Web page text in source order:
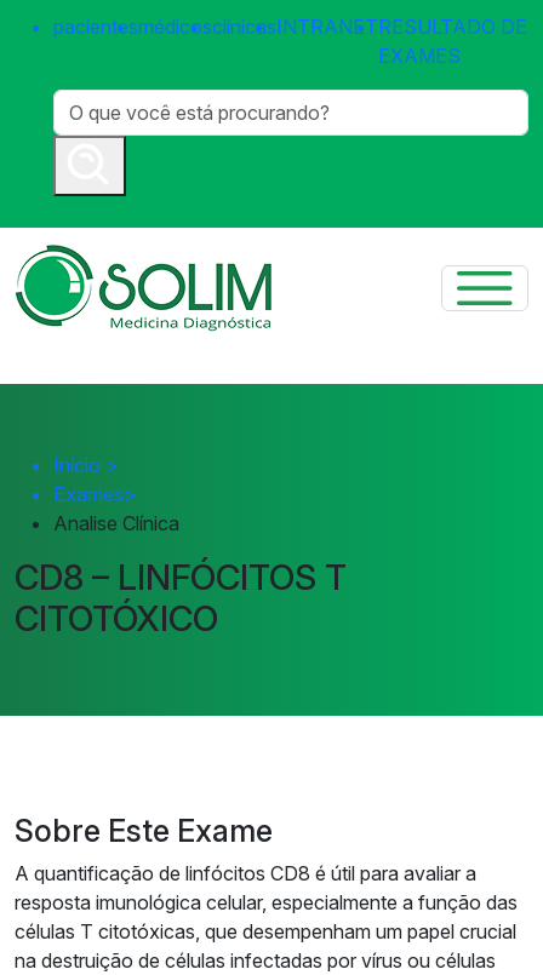
pacientesmédicosclínicasINTRANETRESULTADO DE
EXAMES
Início >
Exames>
Analise Clínica
CD8 – LINFÓCITOS T
CITOTÓXICO
Sobre Este Exame
A quantificação de linfócitos CD8 é útil para avaliar a
resposta imunológica celular, especialmente a função das
células T citotóxicas, que desempenham um papel crucial
na destruição de células infectadas por vírus ou células